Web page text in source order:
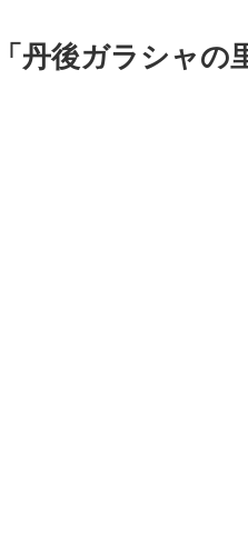
丹後ガラシャの